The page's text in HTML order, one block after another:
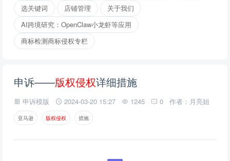
选关键词
店铺管理
关于我们
AI跨境研究：OpenClaw小龙虾等应用
商标检测商标侵权专栏
申诉——版权侵权详细措施
申诉模版 2024-03-20 15:27 1245 0 作者：月亮姐
亚马逊 版权侵权 措施